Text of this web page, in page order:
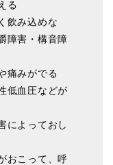
る
み込めな
障害・構音障
みがでる
低血圧などが
よっておし
こって、呼